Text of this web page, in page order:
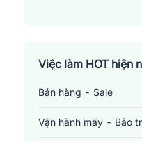
Việc làm HOT hiện
Bán hàng - Sale
Vận hành máy - Bảo